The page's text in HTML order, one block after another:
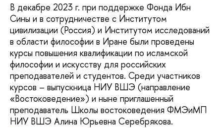
В декабре 2023 г. при поддержке Фонда Ибн
Сины и в сотрудничестве с Институтом
цивилизации (Россия) и Институтом исследований
в области философии в Иране были проведены
курсы повышения квалификации по исламской
философии и искусству для российских
преподавателей и студентов. Среди участников
курсов – выпускница НИУ ВШЭ (направление
«Востоковедение») и ныне приглашенный
преподаватель Школы востоковедения ФМЭиМП
НИУ ВШЭ Алина Юрьевна Серебрякова.